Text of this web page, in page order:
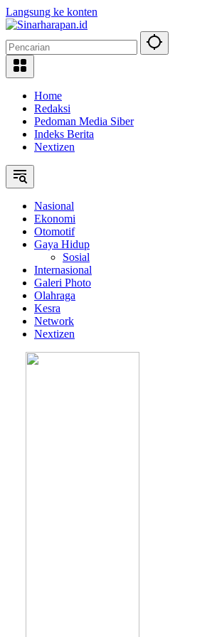
Langsung ke konten
Home
Redaksi
Pedoman Media Siber
Indeks Berita
Nextizen
Nasional
Ekonomi
Otomotif
Gaya Hidup
Sosial
Internasional
Galeri Photo
Olahraga
Kesra
Network
Nextizen